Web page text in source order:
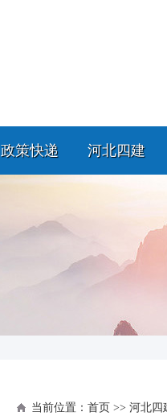
政策快递 河北四建
当前位置： 首页 >> 河北四